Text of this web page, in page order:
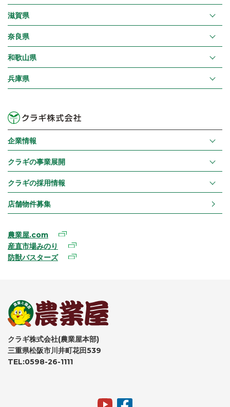
滋賀県
奈良県
和歌山県
兵庫県
企業情報
クラギの事業展開
クラギの採用情報
店舗物件募集
農業屋.com
産直市場みのり
防獣バスターズ
クラギ株式会社(農業屋本部)
三重県松阪市川井町花田539
TEL:0598-26-1111